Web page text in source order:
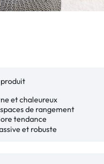
et chaleureux
de rangement
tendance
et robuste